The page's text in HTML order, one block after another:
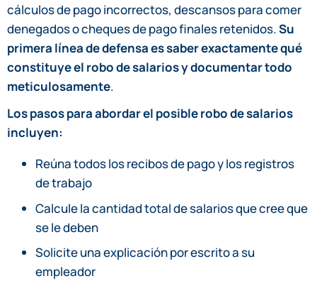
cálculos de pago incorrectos, descansos para comer
denegados o cheques de pago finales retenidos. Su
primera línea de defensa es saber exactamente qué
constituye el robo de salarios y documentar todo
meticulosamente.
Los pasos para abordar el posible robo de salarios
incluyen:
Reúna todos los recibos de pago y los registros
de trabajo
Calcule la cantidad total de salarios que cree que
se le deben
Solicite una explicación por escrito a su
empleador